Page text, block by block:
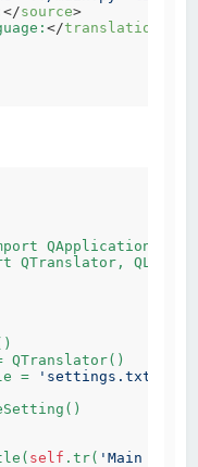
</source>
</translation
QApplication,
QTranslator,
=
'settings.txt'
self .tr( 'Main |